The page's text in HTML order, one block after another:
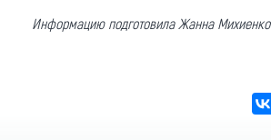
Информацию подготовила Жанна Михиенко